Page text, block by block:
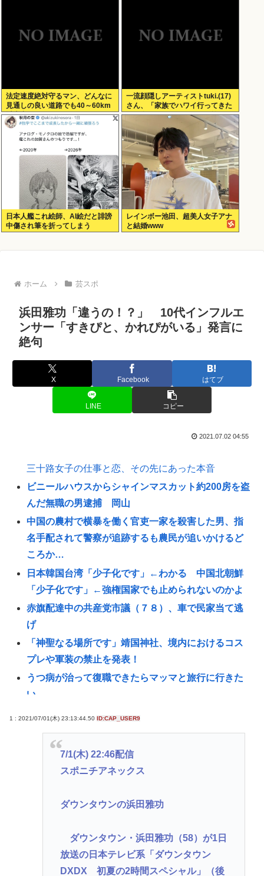
法定速度絶対守るマン、どんなに
見通しの良い道路でも40～60km
以上出さない
一流顔隠しアーティストtuki.(17)
さん、「家族でハワイ行ってきた
w」 自己顕示欲がどんどん抑えら
日本人艦これ絵師、AI絵だと誹謗
中傷され筆を折ってしまう
レインボー池田、超美人女子アナ
と結婚www
ホーム 芸スポ
浜田雅功「違うの！？」 10代インフルエ
ンサー「すきぴと、かれぴがいる」発言に
絶句
X Facebook はてブ
LINE コピー
2021.07.02 04:55
三十路女子の仕事と恋、その先にあった本音
ビニールハウスからシャインマスカット約200房を盗
んだ無職の男逮捕 岡山
中国の農村で横暴を働く官吏一家を殺害した男、指
名手配されて警察が追跡するも農民が追いかけるど
ころか…
日本韓国台湾「少子化です」←わかる 中国北朝鮮
「少子化です」←強権国家でも止められないのかよ
赤旗配達中の共産党市議（７８）、車で民家当て逃
げ
「神聖なる場所です」靖国神社、境内におけるコス
プレや軍装の禁止を発表！
うつ病が治って復職できたらマッマと旅行に行きた
い
8/22開催「琵琶湖三市同時花火大会」、市公式「そん
な花火大会は存在しない」→ SNS阿鼻叫喚
食わなくなった理由。
けどんなのかある？
省内で「片山氏交代の噂」 後任に小野寺税調会長
1 : 2021/07/01(木) 23:13:44.50 ID:CAP_USER9
7/1(木) 22:46配信
スポニチアネックス
ダウンタウンの浜田雅功
ダウンタウン・浜田雅功（58）が1日
放送の日本テレビ系「ダウンタウン
DXDX 初夏の2時間スペシャル」（後